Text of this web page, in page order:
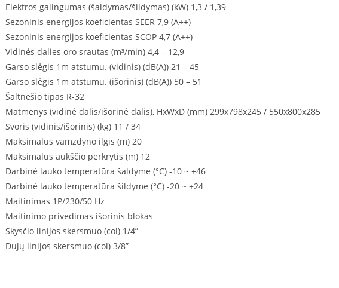
Elektros galingumas (šaldymas/šildymas) (kW) 1,3 / 1,39
Sezoninis energijos koeficientas SEER 7,9 (A++)
Sezoninis energijos koeficientas SCOP 4,7 (A++)
Vidinės dalies oro srautas (m³/min) 4,4 – 12,9
Garso slėgis 1m atstumu. (vidinis) (dB(A)) 21 – 45
Garso slėgis 1m atstumu. (išorinis) (dB(A)) 50 – 51
Šaltnešio tipas R-32
Matmenys (vidinė dalis/išorinė dalis), HxWxD (mm) 299x798x245 / 550x800x285
Svoris (vidinis/išorinis) (kg) 11 / 34
Maksimalus vamzdyno ilgis (m) 20
Maksimalus aukščio perkrytis (m) 12
Darbinė lauko temperatūra šaldyme (°C) -10 ~ +46
Darbinė lauko temperatūra šildyme (°C) -20 ~ +24
Maitinimas 1P/230/50 Hz
Maitinimo privedimas išorinis blokas
Skysčio linijos skersmuo (col) 1/4”
Dujų linijos skersmuo (col) 3/8”